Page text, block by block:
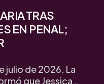
TRAS
EN PENAL;
julio de 2026. La
que Jessica…